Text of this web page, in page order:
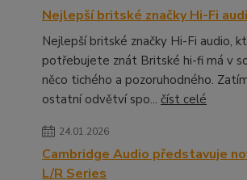
Nejlepší britské značky Hi-Fi
Nejlepší britské značky Hi-Fi audio,
potřebujete znát Britské hi-fi má v
něco tichého a pozoruhodného.
ostatní odvětví spo... číst celé
24.01.2026
Cambridge Audio představuje
L/R Series